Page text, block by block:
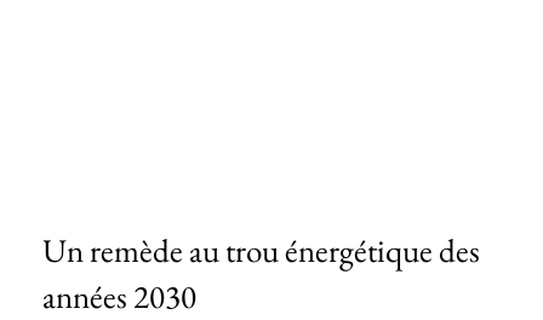
Un remède au trou énergétique des
années 2030